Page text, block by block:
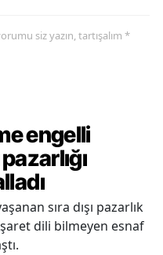
siz yazın, tartışalım *
engelli
sıra dışı pazarlık
dili bilmeyen esnaf